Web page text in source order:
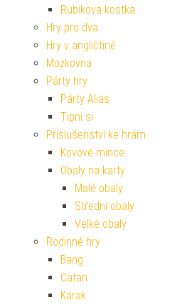
Rubikova kostka
Hry pro dva
Hry v angličtině
Mozkovna
Párty hry
Párty Alias
Tipni si
Příslušenství ke hrám
Kovové mince
Obaly na karty
Malé obaly
Střední obaly
Velké obaly
Rodinné hry
Bang
Catan
Karak